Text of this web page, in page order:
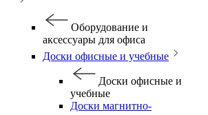
Оборудование и
аксессуары для офиса
Доски офисные и учебные
Доски офисные и
учебные
Доски магнитно-